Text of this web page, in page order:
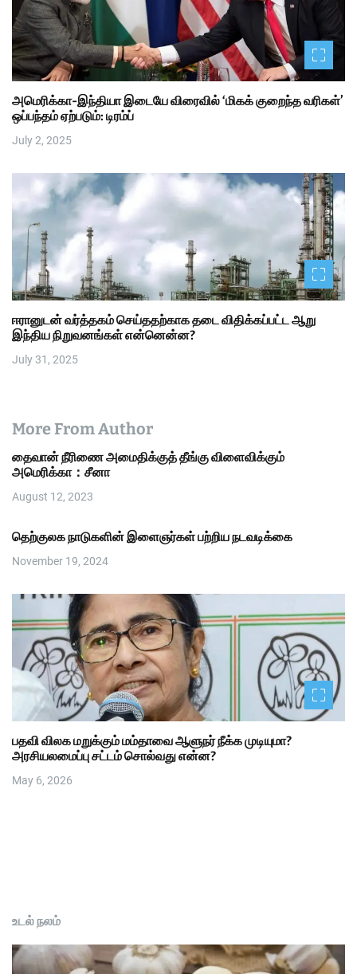
அமெரிக்கா-இந்தியா இடையே விரைவில் ‘மிகக் குறைந்த வரிகள்’
ஒப்பந்தம் ஏற்படும்: டிரம்ப்
July 2, 2025
ஈரானுடன் வர்த்தகம் செய்ததற்காக தடை விதிக்கப்பட்ட ஆறு
இந்திய நிறுவனங்கள் என்னென்ன?
July 31, 2025
More From Author
தைவான் நீரிணை அமைதிக்குத் தீங்கு விளைவிக்கும்
அமெரிக்கா：சீனா
August 12, 2023
தெற்குலக நாடுகளின் இளைஞர்கள் பற்றிய நடவடிக்கை
November 19, 2024
பதவி விலக மறுக்கும் மம்தாவை ஆளுநர் நீக்க முடியுமா?
அரசியலமைப்பு சட்டம் சொல்வது என்ன?
May 6, 2026
உடல் நலம்